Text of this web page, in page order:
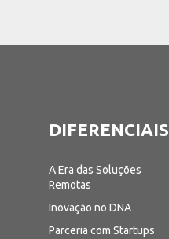
DIFERENCIAIS
A Era das Soluções
Remotas
Inovação no DNA
Parceria com Startups